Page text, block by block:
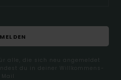
alle, die sich neu angemeldet
du in deiner Willkommens-
Mail